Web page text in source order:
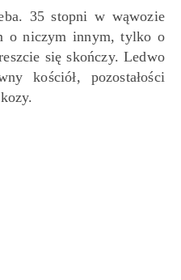
35 stopni w wąwozie
o niczym innym, tylko o
się skończy. Ledwo
kościół, pozostałości